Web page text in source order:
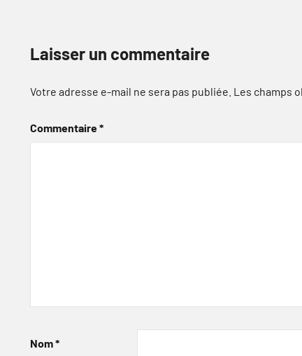
Laisser un commentaire
Votre adresse e-mail ne sera pas publiée. Les champs
Commentaire*
Nom*